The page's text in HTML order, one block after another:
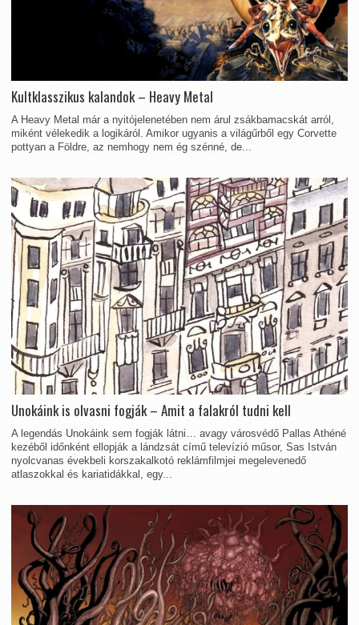
Kultklasszikus kalandok – Heavy Metal
A Heavy Metal már a nyitójelenetében nem árul zsákbamacskát arról,
miként vélekedik a logikáról. Amikor ugyanis a világűrből egy Corvette
pottyan a Földre, az nemhogy nem ég szénné, de...
Unokáink is olvasni fogják – Amit a falakról tudni kell
A legendás Unokáink sem fogják látni… avagy városvédő Pallas Athéné
kezéből időnként ellopják a lándzsát című televízió műsor, Sas István
nyolcvanas évekbeli korszakalkotó reklámfilmjei megelevenedő
atlaszokkal és kariatidákkal, egy...